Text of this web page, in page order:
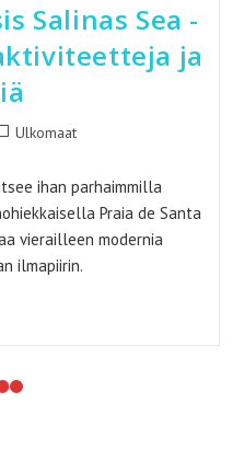
Salinas Sea -
ja
Ulkomaat
ihan parhaimmilla
Praia de Santa
vierailleen modernia
ilmapiirin.